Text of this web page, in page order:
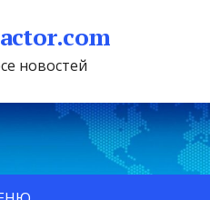
новостей